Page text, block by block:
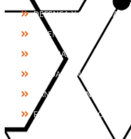
DEFENSA Y SEGURIDAD
TALENTO
NOTICIAS
FUNDACIÓN CONSTANCIA
CANAL DE DENUNCIAS
FONDOS PÚBLICOS